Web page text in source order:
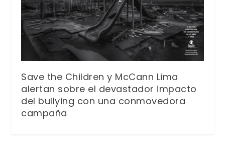
Save the Children y McCann Lima
alertan sobre el devastador impacto
del bullying con una conmovedora
campaña